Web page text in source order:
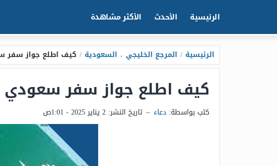
الرئيسية الأحدث الأكثر مشاهدة
الرئيسية / المرجع الخليجي ، السعودية / كيف اطلع جواز سفر
كيف اطلع جواز سفر سعودي
كتب بواسطة: دعاء – تاريخ النشر: 2 يناير 2025 - 1:01ص